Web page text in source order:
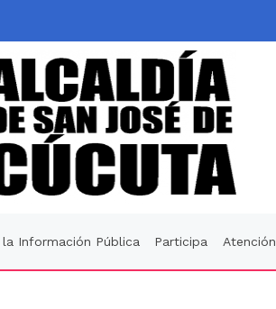
Información Pública Participa